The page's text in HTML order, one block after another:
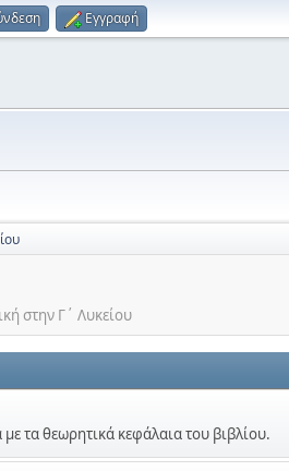
Εγγραφή
στην Γ΄ Λυκείου
με τα θεωρητικά κεφάλαια του βιβλίου.